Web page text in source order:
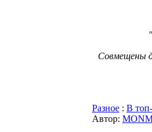
Совмещены
Разное : В
Автор: